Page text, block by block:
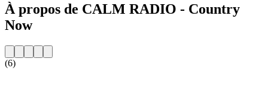
À propos de CALM RADIO - Country
Now
(6)